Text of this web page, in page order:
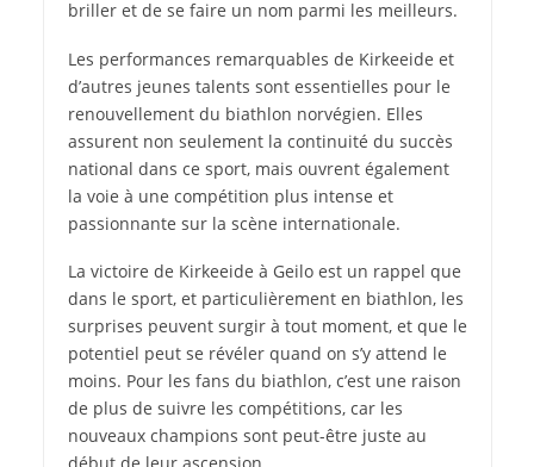
briller et de se faire un nom parmi les meilleurs.
Les performances remarquables de Kirkeeide et
d’autres jeunes talents sont essentielles pour le
renouvellement du biathlon norvégien. Elles
assurent non seulement la continuité du succès
national dans ce sport, mais ouvrent également
la voie à une compétition plus intense et
passionnante sur la scène internationale.
La victoire de Kirkeeide à Geilo est un rappel que
dans le sport, et particulièrement en biathlon, les
surprises peuvent surgir à tout moment, et que le
potentiel peut se révéler quand on s’y attend le
moins. Pour les fans du biathlon, c’est une raison
de plus de suivre les compétitions, car les
nouveaux champions sont peut-être juste au